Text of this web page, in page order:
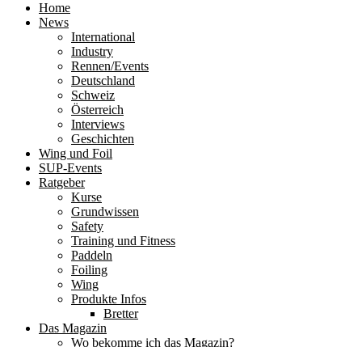
Home
News
International
Industry
Rennen/Events
Deutschland
Schweiz
Österreich
Interviews
Geschichten
Wing und Foil
SUP-Events
Ratgeber
Kurse
Grundwissen
Safety
Training und Fitness
Paddeln
Foiling
Wing
Produkte Infos
Bretter
Das Magazin
Wo bekomme ich das Magazin?